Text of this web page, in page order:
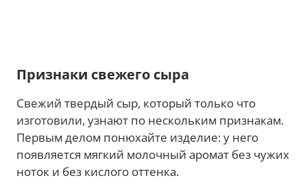
Признаки свежего сыра
Свежий твердый сыр, который только что
изготовили, узнают по нескольким признакам.
Первым делом понюхайте изделие: у него
появляется мягкий молочный аромат без чужих
ноток и без кислого оттенка.